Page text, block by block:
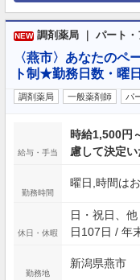
NEW 調剤薬局 ｜ パート・
〈燕市〉あなたのペ
ト制★勤務日数・曜
調剤薬局 一般薬剤師 パ
給与・手当
時給1,500円
慮して決定
勤務時間
曜日,時間は
休日・休暇
日・祝日、
日107日 / 年
勤務地
新潟県燕市